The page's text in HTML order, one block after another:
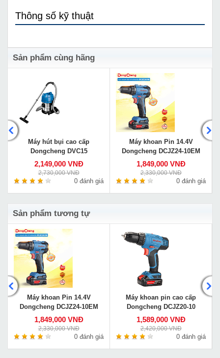
Thông số kỹ thuật
Sản phẩm cùng hãng
Máy hút bụi cao cấp
Dongcheng DVC15
2,149,000 VNĐ
2,730,000 VNĐ
0 đánh giá
Máy khoan Pin 14.4V
Dongcheng DCJZ24-10EM
1,849,000 VNĐ
2,330,000 VNĐ
0 đánh giá
Sản phẩm tương tự
Máy khoan Pin 14.4V
Dongcheng DCJZ24-10EM
1,849,000 VNĐ
2,330,000 VNĐ
0 đánh giá
Máy khoan pin cao cấp
Dongcheng DCJZ20-10
1,589,000 VNĐ
2,420,000 VNĐ
0 đánh giá